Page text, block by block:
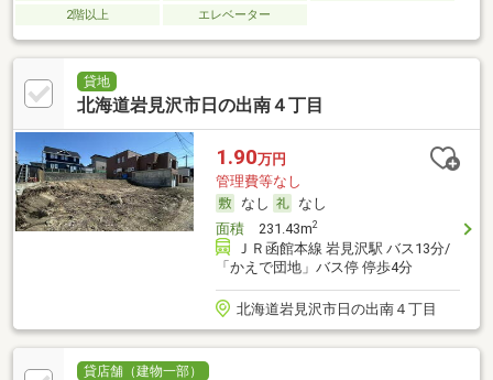
2階以上
エレベーター
貸地
北海道岩見沢市日の出南４丁目
1.90万円
管理費等なし
なし
なし
面積231.43m2
ＪＲ函館本線 岩見沢駅 バス13分/
「かえで団地」バス停 停歩4分
北海道岩見沢市日の出南４丁目
貸店舗（建物一部）